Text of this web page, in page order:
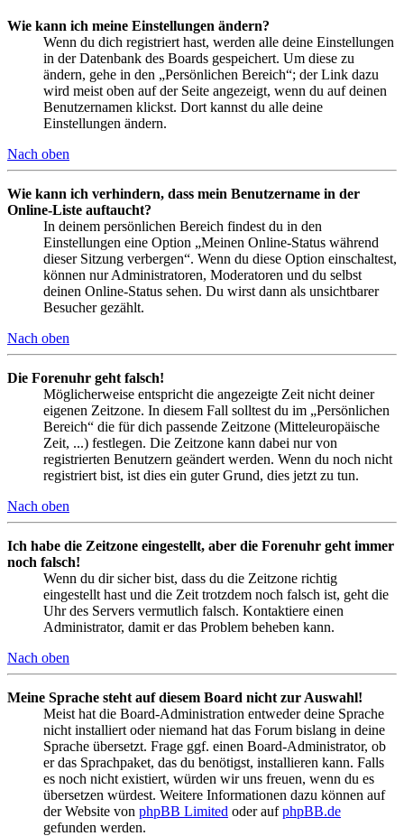
Wie kann ich meine Einstellungen ändern?
Wenn du dich registriert hast, werden alle deine Einstellungen
in der Datenbank des Boards gespeichert. Um diese zu
ändern, gehe in den „Persönlichen Bereich“; der Link dazu
wird meist oben auf der Seite angezeigt, wenn du auf deinen
Benutzernamen klickst. Dort kannst du alle deine
Einstellungen ändern.
Nach oben
Wie kann ich verhindern, dass mein Benutzername in der
Online-Liste auftaucht?
In deinem persönlichen Bereich findest du in den
Einstellungen eine Option „Meinen Online-Status während
dieser Sitzung verbergen“. Wenn du diese Option einschaltest,
können nur Administratoren, Moderatoren und du selbst
deinen Online-Status sehen. Du wirst dann als unsichtbarer
Besucher gezählt.
Nach oben
Die Forenuhr geht falsch!
Möglicherweise entspricht die angezeigte Zeit nicht deiner
eigenen Zeitzone. In diesem Fall solltest du im „Persönlichen
Bereich“ die für dich passende Zeitzone (Mitteleuropäische
Zeit, ...) festlegen. Die Zeitzone kann dabei nur von
registrierten Benutzern geändert werden. Wenn du noch nicht
registriert bist, ist dies ein guter Grund, dies jetzt zu tun.
Nach oben
Ich habe die Zeitzone eingestellt, aber die Forenuhr geht immer
noch falsch!
Wenn du dir sicher bist, dass du die Zeitzone richtig
eingestellt hast und die Zeit trotzdem noch falsch ist, geht die
Uhr des Servers vermutlich falsch. Kontaktiere einen
Administrator, damit er das Problem beheben kann.
Nach oben
Meine Sprache steht auf diesem Board nicht zur Auswahl!
Meist hat die Board-Administration entweder deine Sprache
nicht installiert oder niemand hat das Forum bislang in deine
Sprache übersetzt. Frage ggf. einen Board-Administrator, ob
er das Sprachpaket, das du benötigst, installieren kann. Falls
es noch nicht existiert, würden wir uns freuen, wenn du es
übersetzen würdest. Weitere Informationen dazu können auf
der Website von phpBB Limited oder aufphpBB.de
gefunden werden.